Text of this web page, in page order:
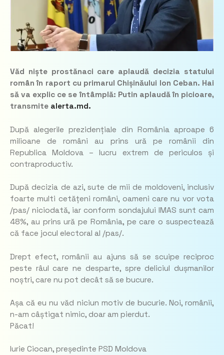
Văd niște prostănaci care aplaudă decizia statului
român în raport cu primarul Chișinăului Ion Ceban. Hai
să va explic ce se întâmplă: Putin aplaudă în picioare,
transmite alerta.md.
După alegerile prezidențiale din România aproape 6
milioane de români au prins ură pe românii din
Republica Moldova – lucru extrem de periculos și
contraproductiv.
După decizia de azi, sute de mii de moldoveni, inclusiv
foarte multi cetățeni români, oameni care nu vor vota
/pas/ niciodată, iar conform sondajului IMAS sunt cam
48%, au prins ură pe România, pe care o suspectează
că face jocul electoral al /pas/.
Drept efect, românii au ajuns să se scuipe reciproc
peste râul care ne desparte, spre deliciul dușmanilor
noștri, care nu pot decât să se bucure.
Așa că eu nu văd niciun motiv de bucurie. Noi, românii,
n-am câștigat nimic, doar am pierdut.
Păcat!
Iurie Ciocan, președinte PSD Moldova